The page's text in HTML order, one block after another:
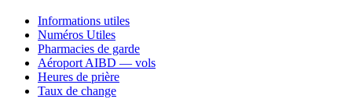
Informations utiles
Numéros Utiles
Pharmacies de garde
Aéroport AIBD — vols
Heures de prière
Taux de change